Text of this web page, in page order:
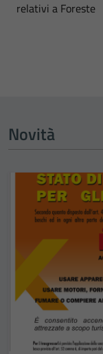
relativi a Foreste
Novità